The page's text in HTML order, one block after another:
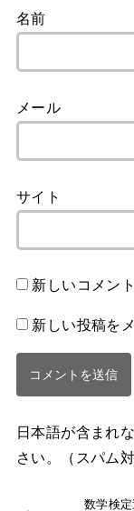
名前
メール
サイト
新しいコメン
新しい投稿を
日本語が含まれ
さい。（スパム対
数学検